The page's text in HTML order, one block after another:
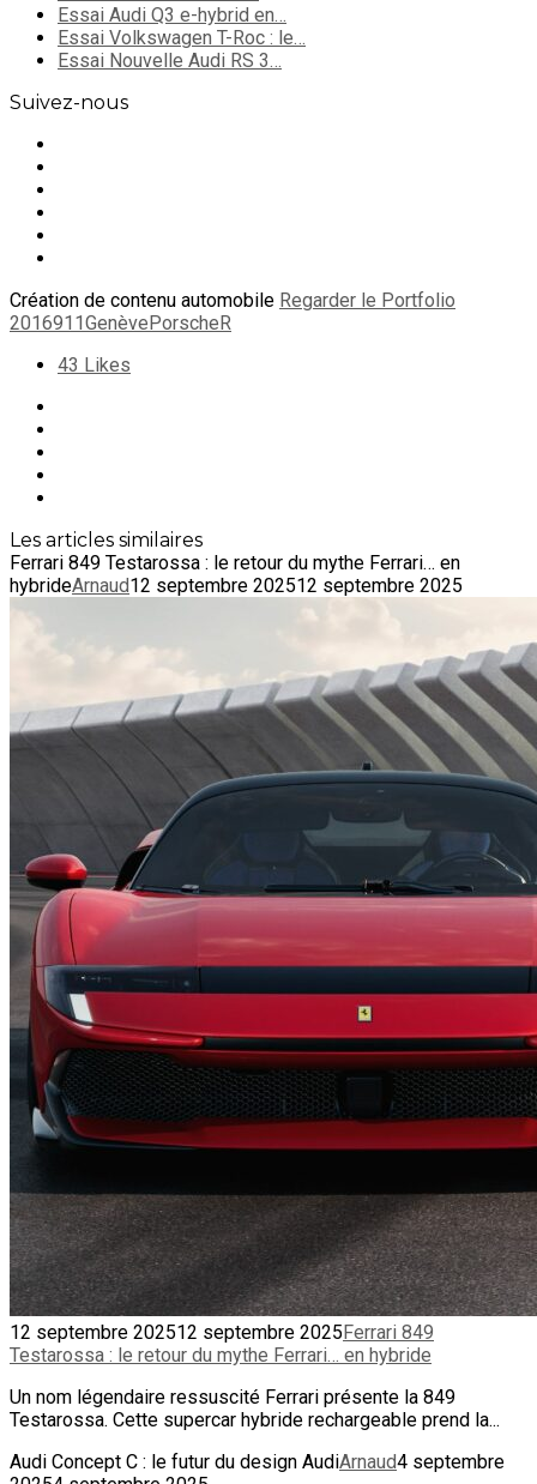
Essai Audi Q3 e-hybrid en…
Essai Volkswagen T-Roc : le…
Essai Nouvelle Audi RS 3…
Suivez-nous
Création de contenu automobile Regarder le Portfolio
2016911GenèvePorscheR
43 Likes
Les articles similaires
Ferrari 849 Testarossa : le retour du mythe Ferrari… en
hybrideArnaud12 septembre 202512 septembre 2025
12 septembre 202512 septembre 2025Ferrari 849
Testarossa : le retour du mythe Ferrari… en hybride
Un nom légendaire ressuscité Ferrari présente la 849
Testarossa. Cette supercar hybride rechargeable prend la...
Audi Concept C : le futur du design AudiArnaud4 septembre